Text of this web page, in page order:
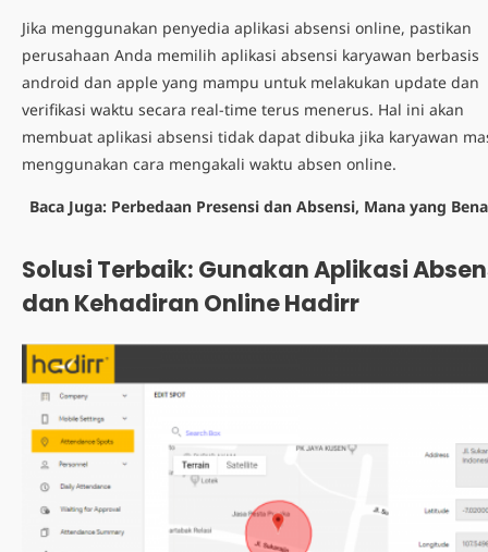
Jika menggunakan penyedia aplikasi absensi online, pastikan
perusahaan Anda memilih aplikasi absensi karyawan berbasis
android dan apple yang mampu untuk melakukan update dan
verifikasi waktu secara real-time terus menerus. Hal ini akan
membuat aplikasi absensi tidak dapat dibuka jika karyawan
menggunakan cara mengakali waktu absen online.
Baca Juga: Perbedaan Presensi dan Absensi, Mana yang
Solusi Terbaik: Gunakan Aplikasi
dan Kehadiran Online Hadirr